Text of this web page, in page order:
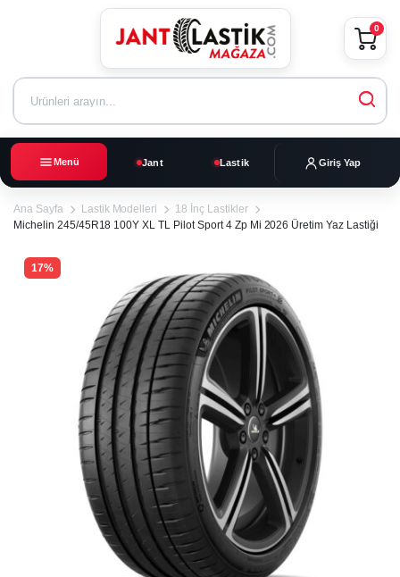
Menü Jant Lastik Giriş Yap
0
Ana Sayfa Lastik Modelleri
18 İnç Lastikler
Michelin 245/45R18 100Y XL TL Pilot Sport 4 Zp Mi 2026 Üretim Yaz Lastiği
17%